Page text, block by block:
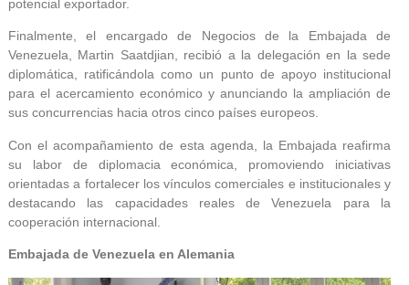
potencial exportador.
Finalmente, el encargado de Negocios de la Embajada de
Venezuela, Martin Saatdjian, recibió a la delegación en la sede
diplomática, ratificándola como un punto de apoyo institucional
para el acercamiento económico y anunciando la ampliación de
sus concurrencias hacia otros cinco países europeos.
Con el acompañamiento de esta agenda, la Embajada reafirma
su labor de diplomacia económica, promoviendo iniciativas
orientadas a fortalecer los vínculos comerciales e institucionales y
destacando las capacidades reales de Venezuela para la
cooperación internacional.
Embajada de Venezuela en Alemania